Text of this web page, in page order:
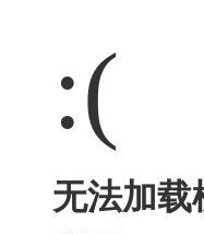
:(
无法加